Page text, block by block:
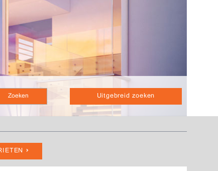
Uitgebreid zoeken